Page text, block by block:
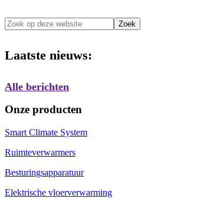
Zoek
op
website
Laatste nieuws:
Alle berichten
Onze producten
Smart Climate System
Ruimteverwarmers
Besturingsapparatuur
Elektrische vloerverwarming